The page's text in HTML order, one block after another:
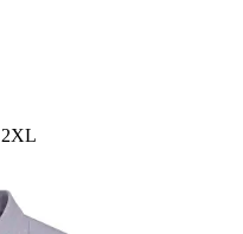
2XL